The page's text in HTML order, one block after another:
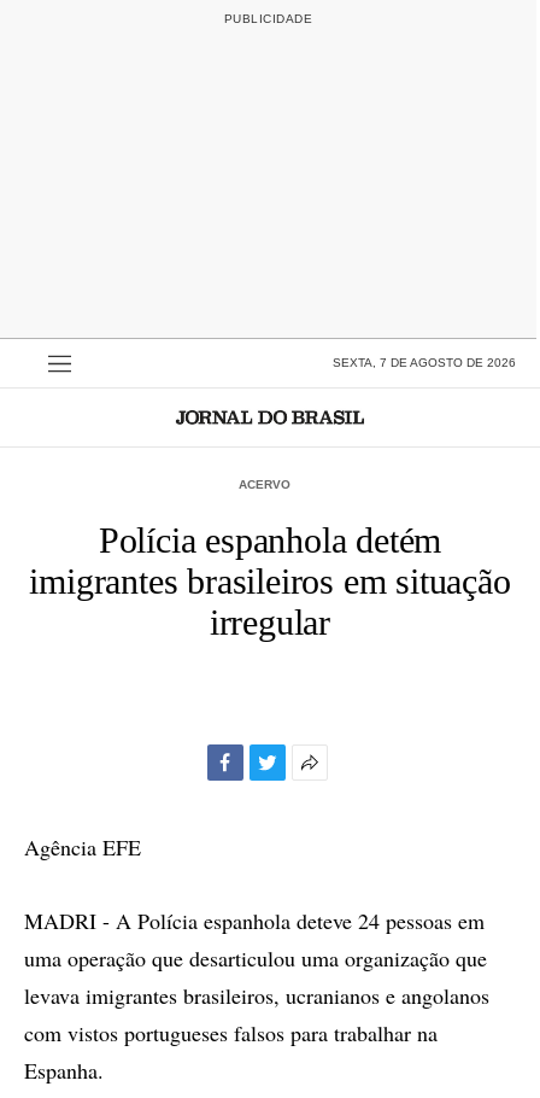
SEXTA, 7 DE AGOSTO DE 2026
ACERVO
Polícia espanhola detém
imigrantes brasileiros em situação
irregular
Agência EFE
MADRI - A Polícia espanhola deteve 24 pessoas em
uma operação que desarticulou uma organização que
levava imigrantes brasileiros, ucranianos e angolanos
com vistos portugueses falsos para trabalhar na
Espanha.